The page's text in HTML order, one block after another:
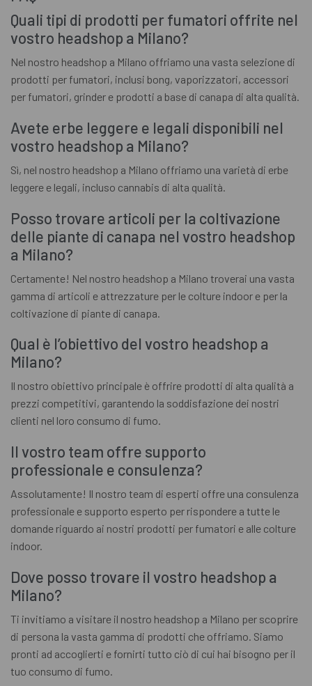
Quali tipi di prodotti per fumatori offrite nel
vostro headshop a Milano?
Nel nostro headshop a Milano offriamo una vasta selezione di
prodotti per fumatori, inclusi bong, vaporizzatori, accessori
per fumatori, grinder e prodotti a base di canapa di alta qualità.
Avete erbe leggere e legali disponibili nel
vostro headshop a Milano?
Sì, nel nostro headshop a Milano offriamo una varietà di erbe
leggere e legali, incluso cannabis di alta qualità.
Posso trovare articoli per la coltivazione
delle piante di canapa nel vostro headshop
a Milano?
Certamente! Nel nostro headshop a Milano troverai una vasta
gamma di articoli e attrezzature per le colture indoor e per la
coltivazione di piante di canapa.
Qual è l’obiettivo del vostro headshop a
Milano?
Il nostro obiettivo principale è offrire prodotti di alta qualità a
prezzi competitivi, garantendo la soddisfazione dei nostri
clienti nel loro consumo di fumo.
Il vostro team offre supporto
professionale e consulenza?
Assolutamente! Il nostro team di esperti offre una consulenza
professionale e supporto esperto per rispondere a tutte le
domande riguardo ai nostri prodotti per fumatori e alle colture
indoor.
Dove posso trovare il vostro headshop a
Milano?
Ti invitiamo a visitare il nostro headshop a Milano per scoprire
di persona la vasta gamma di prodotti che offriamo. Siamo
pronti ad accoglierti e fornirti tutto ciò di cui hai bisogno per il
tuo consumo di fumo.